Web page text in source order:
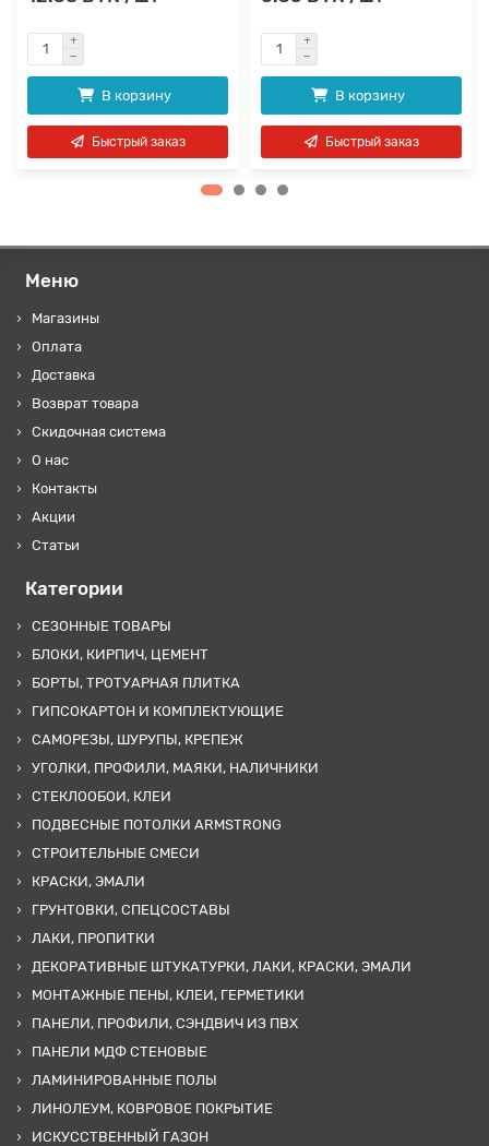
В корзину
Быстрый заказ
В корзину
Быстрый заказ
Меню
Магазины
Оплата
Доставка
Возврат товара
Скидочная система
О нас
Контакты
Акции
Статьи
Категории
СЕЗОННЫЕ ТОВАРЫ
БЛОКИ, КИРПИЧ, ЦЕМЕНТ
БОРТЫ, ТРОТУАРНАЯ ПЛИТКА
ГИПСОКАРТОН И КОМПЛЕКТУЮЩИЕ
САМОРЕЗЫ, ШУРУПЫ, КРЕПЕЖ
УГОЛКИ, ПРОФИЛИ, МАЯКИ, НАЛИЧНИКИ
СТЕКЛООБОИ, КЛЕИ
ПОДВЕСНЫЕ ПОТОЛКИ ARMSTRONG
СТРОИТЕЛЬНЫЕ СМЕСИ
КРАСКИ, ЭМАЛИ
ГРУНТОВКИ, СПЕЦСОСТАВЫ
ЛАКИ, ПРОПИТКИ
ДЕКОРАТИВНЫЕ ШТУКАТУРКИ, ЛАКИ, КРАСКИ, ЭМАЛИ
МОНТАЖНЫЕ ПЕНЫ, КЛЕИ, ГЕРМЕТИКИ
ПАНЕЛИ, ПРОФИЛИ, СЭНДВИЧ ИЗ ПВХ
ПАНЕЛИ МДФ СТЕНОВЫЕ
ЛАМИНИРОВАННЫЕ ПОЛЫ
ЛИНОЛЕУМ, КОВРОВОЕ ПОКРЫТИЕ
ИСКУССТВЕННЫЙ ГАЗОН